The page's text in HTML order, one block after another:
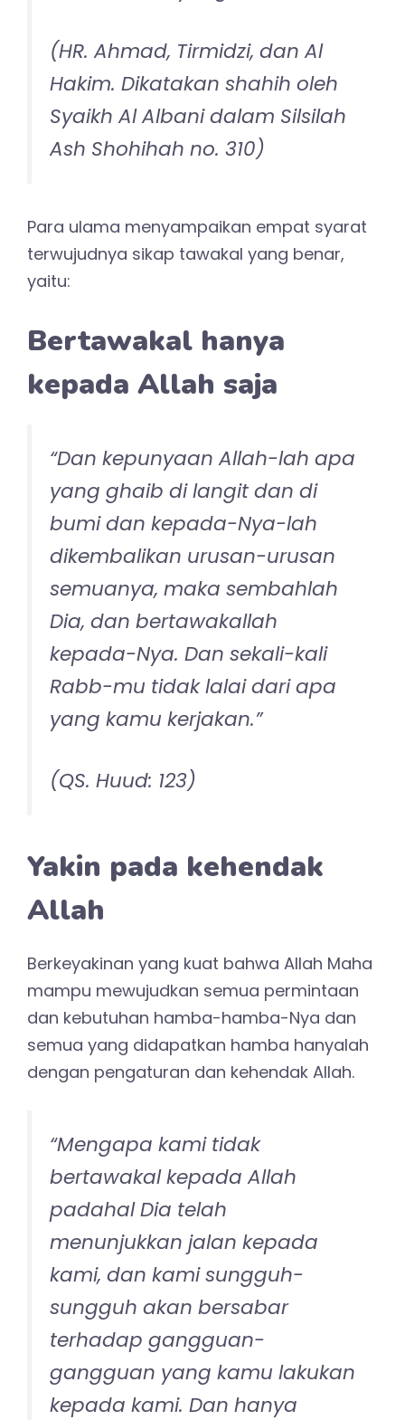
(HR. Ahmad, Tirmidzi, dan Al
Hakim. Dikatakan shahih oleh
Syaikh Al Albani dalam Silsilah
Ash Shohihah no. 310)
Para ulama menyampaikan empat syarat
terwujudnya sikap tawakal yang benar,
yaitu:
Bertawakal hanya
kepada Allah saja
“Dan kepunyaan Allah-lah apa
yang ghaib di langit dan di
bumi dan kepada-Nya-lah
dikembalikan urusan-urusan
semuanya, maka sembahlah
Dia, dan bertawakallah
kepada-Nya. Dan sekali-kali
Rabb-mu tidak lalai dari apa
yang kamu kerjakan.”
(QS. Huud: 123)
Yakin pada kehendak
Allah
Berkeyakinan yang kuat bahwa Allah Maha
mampu mewujudkan semua permintaan
dan kebutuhan hamba-hamba-Nya dan
semua yang didapatkan hamba hanyalah
dengan pengaturan dan kehendak Allah.
“Mengapa kami tidak
bertawakal kepada Allah
padahal Dia telah
menunjukkan jalan kepada
kami, dan kami sungguh-
sungguh akan bersabar
terhadap gangguan-
gangguan yang kamu lakukan
kepada kami. Dan hanya